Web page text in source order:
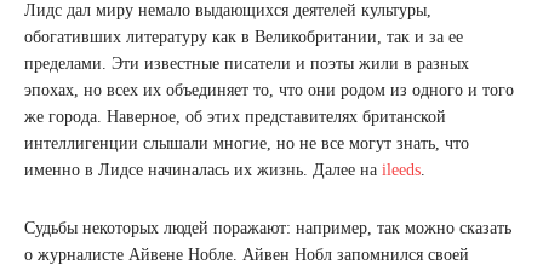
Лидс дал миру немало выдающихся деятелей культуры,
обогативших литературу как в Великобритании, так и за ее
пределами. Эти известные писатели и поэты жили в разных
эпохах, но всех их объединяет то, что они родом из одного и того
же города. Наверное, об этих представителях британской
интеллигенции слышали многие, но не все могут знать, что
именно в Лидсе начиналась их жизнь. Далее на ileeds.
Судьбы некоторых людей поражают: например, так можно сказать
о журналисте Айвене Нобле. Айвен Нобл запомнился своей